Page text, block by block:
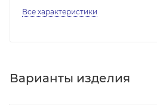
Все характеристики
Варианты изделия